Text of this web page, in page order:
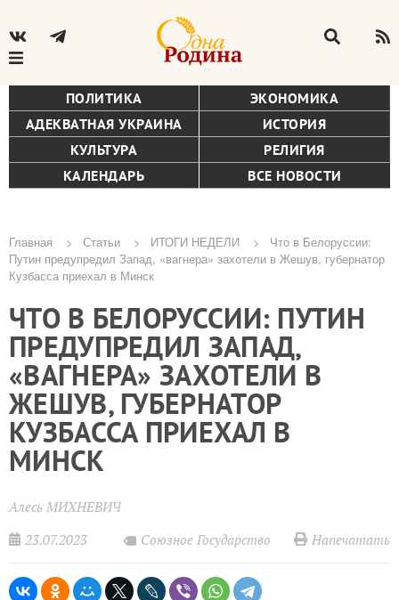
ПОЛИТИКА
ЭКОНОМИКА
АДЕКВАТНАЯ УКРАИНА
ИСТОРИЯ
КУЛЬТУРА
РЕЛИГИЯ
КАЛЕНДАРЬ
ВСЕ НОВОСТИ
Строка
навигации
Главная Статьи ИТОГИ НЕДЕЛИ
Что в Белоруссии:
Путин предупредил Запад, «вагнера» захотели в Жешув, губернатор
Кузбасса приехал в Минск
ЧТО В БЕЛОРУССИИ: ПУТИН
ПРЕДУПРЕДИЛ ЗАПАД,
«ВАГНЕРА» ЗАХОТЕЛИ В
ЖЕШУВ, ГУБЕРНАТОР
КУЗБАССА ПРИЕХАЛ В
МИНСК
Алесь МИХНЕВИЧ
23.07.2023
Союзное Государство Напечатать